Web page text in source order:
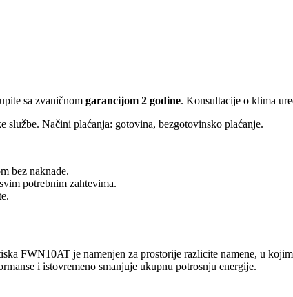
sa zvaničnom garancijom 2 godine. Konsultacije o klima
službe. Načini plaćanja: gotovina, bezgotovinsko plaćanje.
bez naknade.
potrebnim zahtevima.
FWN10AT je namenjen za prostorije razlicite namene, u
i istovremeno smanjuje ukupnu potrosnju energije.